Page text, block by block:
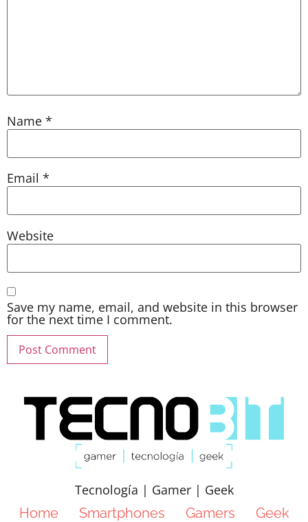
Name *
Email *
Website
Save my name, email, and website in this browser
for the next time I comment.
Tecnología | Gamer | Geek
Home
Smartphones Gamers Geek